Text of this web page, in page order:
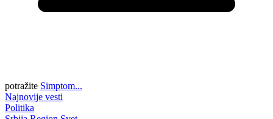
potražite Simptom...
Najnovije vesti
Politika